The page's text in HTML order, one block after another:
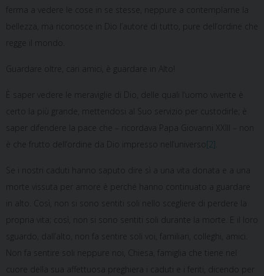
ferma a vedere le cose in se stesse, neppure a contemplarne la
bellezza, ma riconosce in Dio l’autore di tutto, pure dell’ordine che
regge il mondo.
Guardare oltre, cari amici, è guardare in Alto!
È saper vedere le meraviglie di Dio, delle quali l’uomo vivente è
certo la più grande, mettendosi al Suo servizio per custodirle; è
saper difendere la pace che – ricordava Papa Giovanni XXIII – non
è che frutto dell’ordine da Dio impresso nell’universo [2]
Se i nostri caduti hanno saputo dire sì a una vita donata e a una
morte vissuta per amore è perché hanno continuato a guardare
in alto. Così, non si sono sentiti soli nello scegliere di perdere la
propria vita; così, non si sono sentiti soli durante la morte. E il loro
sguardo, dall’alto, non fa sentire soli voi, familiari, colleghi, amici.
Non fa sentire soli neppure noi, Chiesa, famiglia che tiene nel
cuore della sua affettuosa preghiera i caduti e i feriti, dicendo per